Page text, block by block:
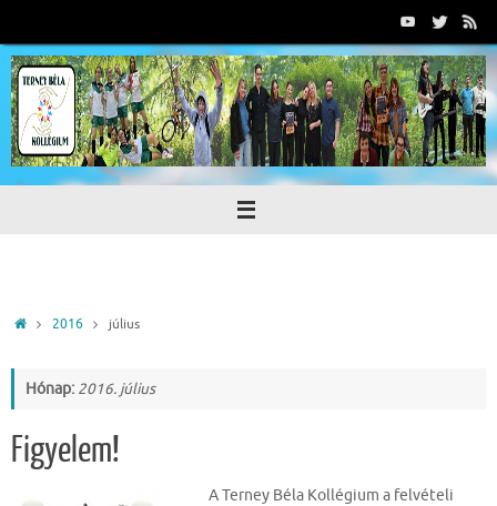
tartalomra
Home2016 július
Hónap: 2016. július
Figyelem!
A Terney Béla Kollégium a felvételi